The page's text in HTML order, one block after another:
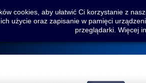
cookies, aby ułatwić Ci korzystanie z
użycie oraz zapisanie w pamięci
przeglądarki. Więcej